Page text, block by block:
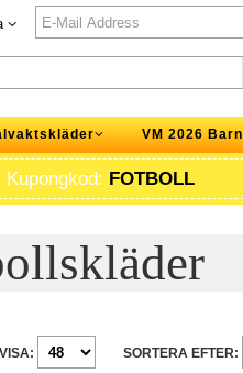
VM 2026 Barn
Kupongkod: FOTBOLL
SORTERA EFTER:
VISA: